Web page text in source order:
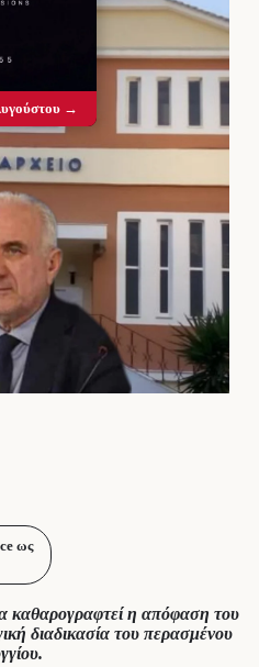
ως
καθαρογραφτεί η απόφαση του
διαδικασία του περασμένου
→